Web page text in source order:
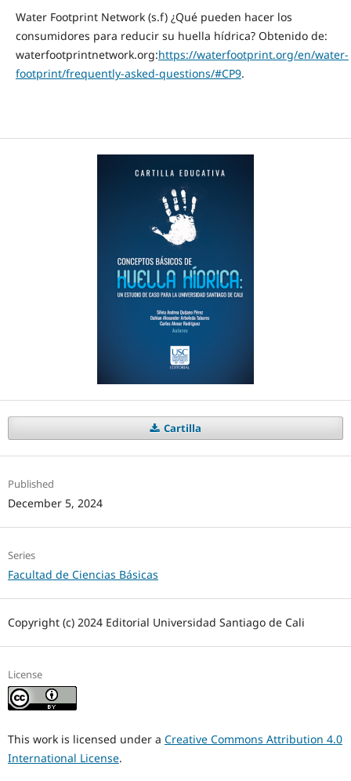
Water Footprint Network (s.f) ¿Qué pueden hacer los
consumidores para reducir su huella hídrica? Obtenido de:
waterfootprintnetwork.org:https://waterfootprint.org/en/water-
footprint/frequently-asked-questions/#CP9.
Cartilla
Published
December 5, 2024
Series
Facultad de Ciencias Básicas
Copyright (c) 2024 Editorial Universidad Santiago de Cali
License
This work is licensed under a Creative Commons Attribution 4.0
International License.